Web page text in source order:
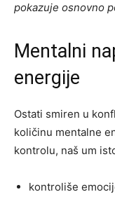
pokazuje osnovno
Mentalni
energije
Ostati smiren u
količinu mentalne
kontrolu, naš um
kontroliše